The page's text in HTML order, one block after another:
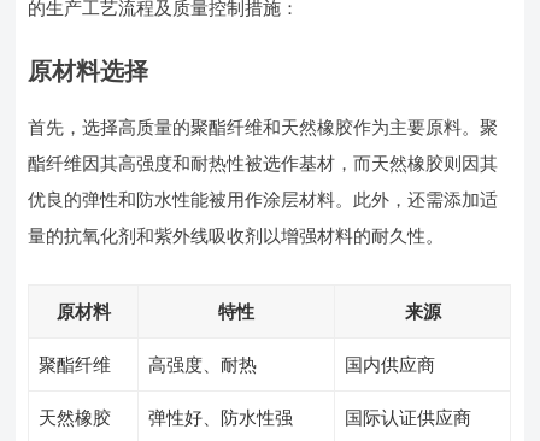
的生产工艺流程及质量控制措施：
原材料选择
首先，选择高质量的聚酯纤维和天然橡胶作为主要原料。聚
酯纤维因其高强度和耐热性被选作基材，而天然橡胶则因其
优良的弹性和防水性能被用作涂层材料。此外，还需添加适
量的抗氧化剂和紫外线吸收剂以增强材料的耐久性。
原材料 特性 来源
聚酯纤维 高强度、耐热 国内供应商
天然橡胶 弹性好、防水性强 国际认证供应商